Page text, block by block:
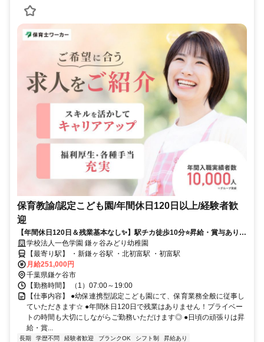
保育教諭/認定こども園/年間休日120日以上/経験者歓
迎
【年間休日120日＆残業基本なし✨】駅チカ徒歩10分⭐昇給・賞与あり❗️
幼保連携型認定こども園⭕
学校法人一色学園 鎌ヶ谷みどり幼稚園
【最寄り駅】 ・新鎌ヶ谷駅 ・北初富駅 ・初富駅
月給251,000円
千葉県鎌ケ谷市
【勤務時間】 （1）07:00～19:00
【仕事内容】 ●幼保連携型認定こども園にて、保育業務全般に従事し
ていただきます☆ ●年間休日120日で残業はありません！プライベー
トの時間も大切にしながらご勤務いただけます◎ ●日頃の頑張りは昇
給・賞...
長期 学歴不問 経験者歓迎 ブランクOK シフト制 昇給あり